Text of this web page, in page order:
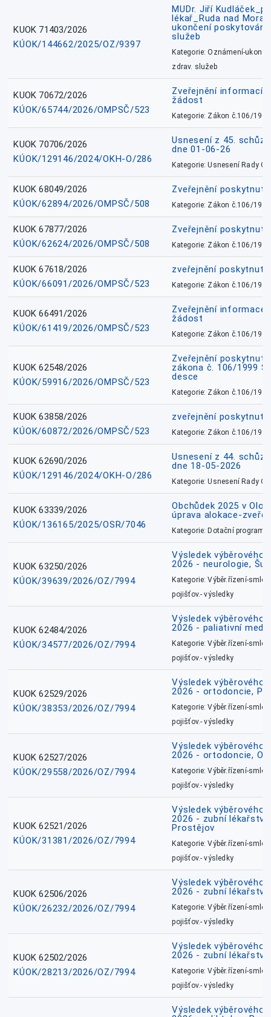
KUOK 71403/2026
KÚOK/144662/2025/OZ/9397
MUDr. Jiří
lékař_Ruda nad
ukončení
služeb
Kategorie: Oznámení-
zdrav. služeb
KUOK 70672/2026
KÚOK/65744/2026/OMPSČ/523
Zveřejnění informací
žádost
Kategorie: Zákon č.106/1999
KUOK 70706/2026
KÚOK/129146/2024/OKH-O/286
Usnesení z 45.
dne 01-06-26
Kategorie: Usnesení Rady
KUOK 68049/2026
KÚOK/62894/2026/OMPSČ/508
Zveřejnění
Kategorie: Zákon č.106/1999
KUOK 67877/2026
KÚOK/62624/2026/OMPSČ/508
Zveřejnění
Kategorie: Zákon č.106/1999
KUOK 67618/2026
KÚOK/66091/2026/OMPSČ/523
zveřejnění
Kategorie: Zákon č.106/1999
KUOK 66491/2026
KÚOK/61419/2026/OMPSČ/523
Zveřejnění informace
žádost
Kategorie: Zákon č.106/1999
KUOK 62548/2026
KÚOK/59916/2026/OMPSČ/523
Zveřejnění
zákona č. 106/1999
desce
Kategorie: Zákon č.106/1999
KUOK 63858/2026
KÚOK/60872/2026/OMPSČ/523
zveřejnění
Kategorie: Zákon č.106/1999
KUOK 62690/2026
KÚOK/129146/2024/OKH-O/286
Usnesení z 44.
dne 18-05-2026
Kategorie: Usnesení Rady
KUOK 63339/2026
KÚOK/136165/2025/OSR/7046
Obchůdek 2025 v
úprava alokace-
Kategorie: Dotační
KUOK 63250/2026
KÚOK/39639/2026/OZ/7994
Výsledek výběrového
2026 - neurologie,
Kategorie: Výběr.řízení-
pojišťov.- výsledky
KUOK 62484/2026
KÚOK/34577/2026/OZ/7994
Výsledek výběrového
2026 - paliativní
Kategorie: Výběr.řízení-
pojišťov.- výsledky
KUOK 62529/2026
KÚOK/38353/2026/OZ/7994
Výsledek výběrového
2026 - ortodoncie,
Kategorie: Výběr.řízení-
pojišťov.- výsledky
KUOK 62527/2026
KÚOK/29558/2026/OZ/7994
Výsledek výběrového
2026 - ortodoncie,
Kategorie: Výběr.řízení-
pojišťov.- výsledky
KUOK 62521/2026
KÚOK/31381/2026/OZ/7994
Výsledek výběrového
2026 - zubní
Prostějov
Kategorie: Výběr.řízení-
pojišťov.- výsledky
KUOK 62506/2026
KÚOK/26232/2026/OZ/7994
Výsledek výběrového
2026 - zubní
Kategorie: Výběr.řízení-
pojišťov.- výsledky
KUOK 62502/2026
KÚOK/28213/2026/OZ/7994
Výsledek výběrového
2026 - zubní
Kategorie: Výběr.řízení-
pojišťov.- výsledky
Výsledek výběrového